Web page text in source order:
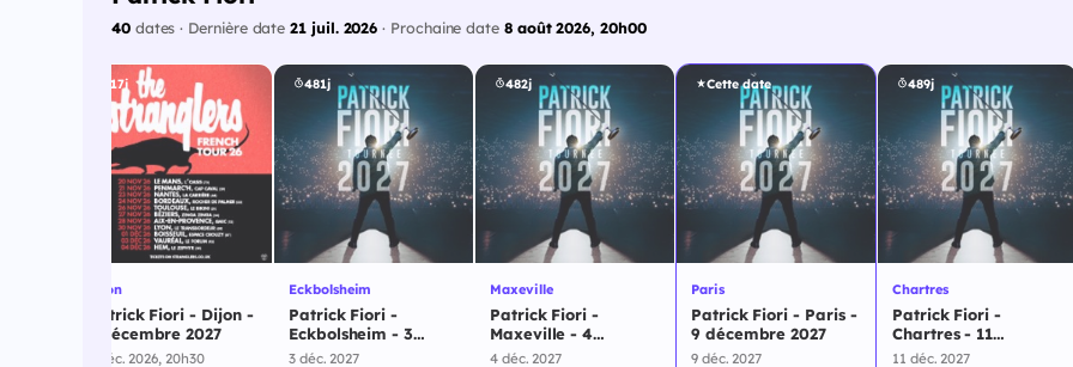
40dates · Dernière date21 juil. 2026 · Prochaine date 8 août 2026, 20h00
117j
Dijon
Patrick Fiori - Dijon -
2 décembre 2027
3 déc. 2026, 20h30
481j
Eckbolsheim
Patrick Fiori -
Eckbolsheim - 3
décembre 2027
3 déc. 2027
482j
Maxeville
Patrick Fiori -
Maxeville - 4
décembre 2027
4 déc. 2027
Cette date
Paris
Patrick Fiori - Paris -
9 décembre 2027
9 déc. 2027
489j
Chartres
Patrick Fiori -
Chartres - 11
décembre 2027
11 déc. 2027